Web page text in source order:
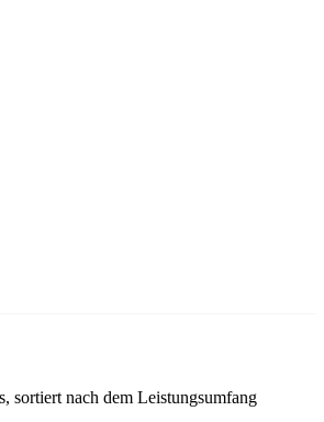
sortiert nach dem Leistungsumfang